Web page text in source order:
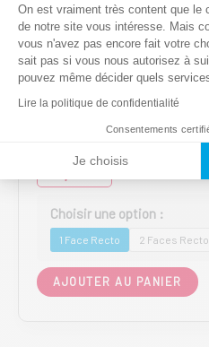
Plateforme de
On est vraiment très content que le
de notre site vous intéresse. Mais
vous n'avez pas encore fait votre
sait pas si vous nous autorisez à
pouvez même décider quels
Lire la politique de confidentialité
Consentements
Je choisis
Axeptio
Flying Flag publicitaire –
événementiels personnalisés
Mini Flying Flag
45,00€
1 Face Recto 2 Faces
AJOUTER AU PANIER